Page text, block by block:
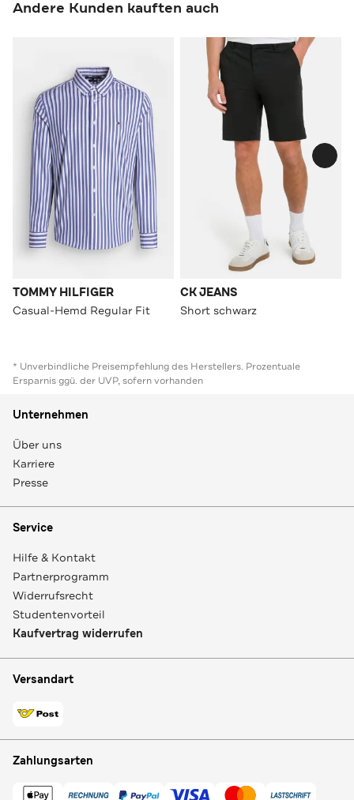
Andere Kunden kauften auch
TOMMY HILFIGER
Casual-Hemd Regular Fit
CK JEANS
Short schwarz
* Unverbindliche Preisempfehlung des Herstellers. Prozentuale
Ersparnis ggü. der UVP, sofern vorhanden
Unternehmen
Über uns
Karriere
Presse
Service
Hilfe & Kontakt
Partnerprogramm
Widerrufsrecht
Studentenvorteil
Kaufvertrag widerrufen
Versandart
Zahlungsarten